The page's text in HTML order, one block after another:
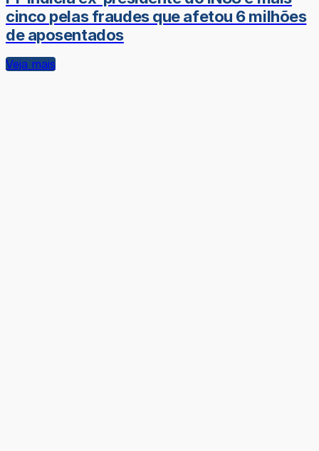
cinco pelas fraudes que afetou 6 milhões
de aposentados
Veja mais